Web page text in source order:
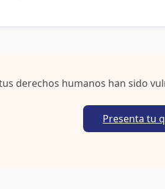
derechos humanos han sido
Presenta tu